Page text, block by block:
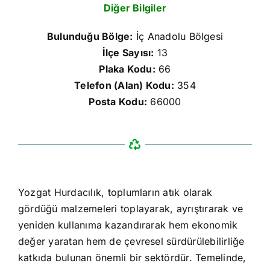
Diğer Bilgiler
Bulunduğu Bölge: İç Anadolu Bölgesi
İlçe Sayısı: 13
Plaka Kodu: 66
Telefon (Alan) Kodu: 354
Posta Kodu: 66000
Yozgat Hurdacılık, toplumların atık olarak
gördüğü malzemeleri toplayarak, ayrıştırarak ve
yeniden kullanıma kazandırarak hem ekonomik
değer yaratan hem de çevresel sürdürülebilirliğe
katkıda bulunan önemli bir sektördür. Temelinde,